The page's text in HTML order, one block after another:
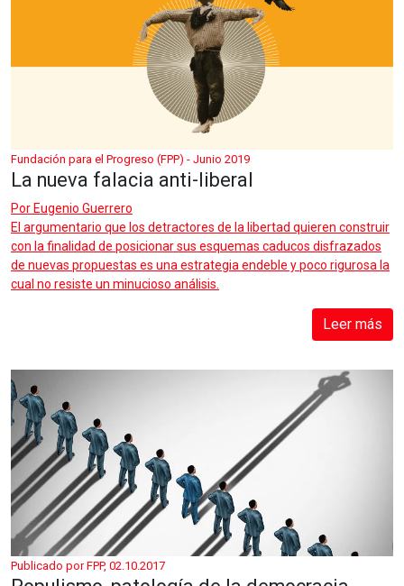
Fundación para el Progreso (FPP) - Junio 2019
La nueva falacia anti-liberal
Por Eugenio Guerrero
El argumentario que los detractores de la libertad quieren construir
con la finalidad de posicionar sus esquemas caducos disfrazados
de nuevas propuestas es una estrategia endeble y poco rigurosa la
cual no resiste un minucioso análisis.
Leer más
Publicado por FPP, 02.10.2017